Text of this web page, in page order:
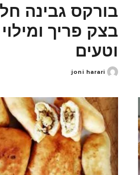
בורקס גבינה
בצק פריך
וטעים
Posted
joni harari